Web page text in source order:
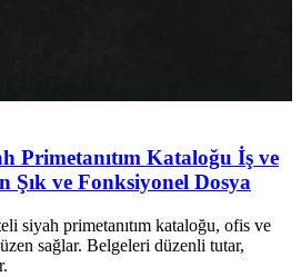
Primetanıtım Kataloğu İş ve
Şık ve Fonksiyonel Dosya
siyah primetanıtım kataloğu, ofis ve
sağlar. Belgeleri düzenli tutar,